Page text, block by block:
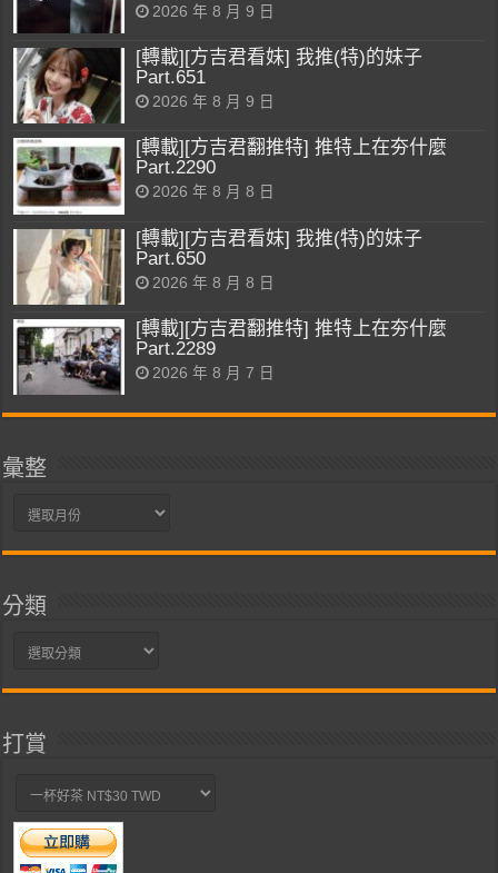
2026 年 8 月 9 日
[轉載][方吉君看妹] 我推(特)的妹子
Part.651
2026 年 8 月 9 日
[轉載][方吉君翻推特] 推特上在夯什麼
Part.2290
2026 年 8 月 8 日
[轉載][方吉君看妹] 我推(特)的妹子
Part.650
2026 年 8 月 8 日
[轉載][方吉君翻推特] 推特上在夯什麼
Part.2289
2026 年 8 月 7 日
彙整
彙
分類
分
打賞